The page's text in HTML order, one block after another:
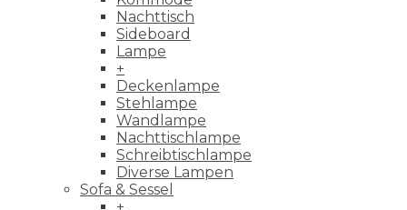
Nachttisch
Sideboard
Lampe
+
Deckenlampe
Stehlampe
Wandlampe
Nachttischlampe
Schreibtischlampe
Diverse Lampen
Sofa & Sessel